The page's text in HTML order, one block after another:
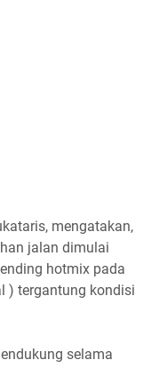
mengatakan,
jalan dimulai
hotmix pada
) tergantung kondisi
selama